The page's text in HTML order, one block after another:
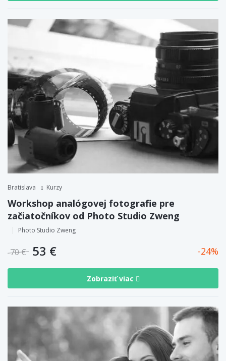
Bratislava Kurzy
Workshop analógovej fotografie pre
začiatočníkov od Photo Studio Zweng
Photo Studio Zweng
70 € 53 € 24
Zobraziť viac